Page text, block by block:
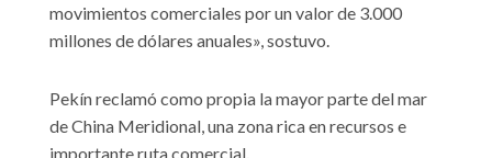
movimientos comerciales por un valor de 3.000
millones de dólares anuales», sostuvo.
Pekín reclamó como propia la mayor parte del mar
de China Meridional, una zona rica en recursos e
importante ruta comercial.